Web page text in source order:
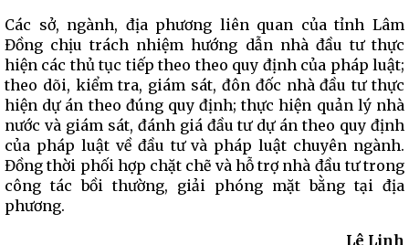
Các sở, ngành, địa phương liên quan của tỉnh Lâm
Đồng chịu trách nhiệm hướng dẫn nhà đầu tư thực
hiện các thủ tục tiếp theo theo quy định của pháp luật;
theo dõi, kiểm tra, giám sát, đôn đốc nhà đầu tư thực
hiện dự án theo đúng quy định; thực hiện quản lý nhà
nước và giám sát, đánh giá đầu tư dự án theo quy định
của pháp luật về đầu tư và pháp luật chuyên ngành.
Đồng thời phối hợp chặt chẽ và hỗ trợ nhà đầu tư trong
công tác bồi thường, giải phóng mặt bằng tại địa
phương.
Lê Linh